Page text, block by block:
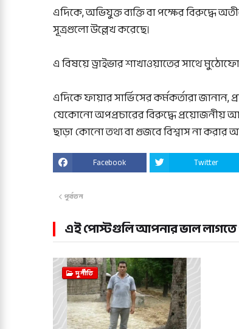
‎এদিকে, অভিযুক্ত ব্যক্তি বা পক্ষের বিরুদ্ধে
সূত্রগুলো উল্লেখ করেছে।
‎এ বিষয়ে ড্রাইভার শাখাওয়াতের সাথে
‎এদিকে ফায়ার সার্ভিসের কর্মকর্তারা জানান,
যেকোনো অপপ্রচারের বিরুদ্ধে প্রয়োজনীয়
ছাড়া কোনো তথ্য বা গুজবে বিশ্বাস না করার
Facebook Twitter
পূর্বতন
এই পোস্টগুলি আপনার ভাল লাগতে
দুর্নীতি